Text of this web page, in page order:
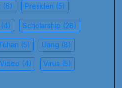
(6) Presiden (5)
(4) Scholarship (28)
(5) Uang (8)
Video (4) Virus (5)